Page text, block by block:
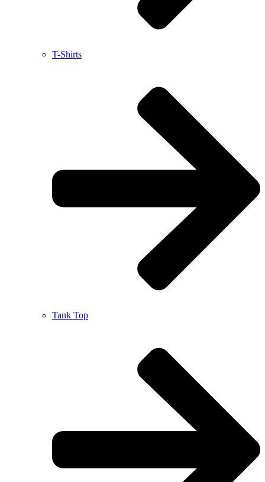
T-Shirts
Tank Top